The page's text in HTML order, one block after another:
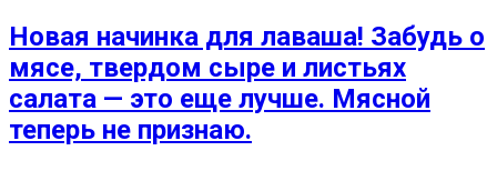
Новая начинка для лаваша! Забудь о
мясе, твердом сыре и листьях
салата — это еще лучше. Мясной
теперь не признаю.